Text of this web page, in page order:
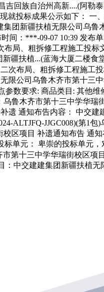
回族自治州高新....(阿勒
就投标成果公示如下： 一
团新疆扶植无限公司乌鲁
间：***-09-07 10:39 发布
局、粗拆修工程施工投标
疆扶植...(蓝海大厦二楼食
次布局、粗拆修工程施工
限公司乌鲁木齐市第十三
数要求: 商品类目: 其他维
鲁木齐市第十三中学华瑞
遗 通知布告内容： 中交
ALTJFQ-JJGC008)(第1
区项目 补遗通知布告 通
单元： 卑崇的投标单元
第十三中学华瑞街校区项
中交建建集团新疆扶植